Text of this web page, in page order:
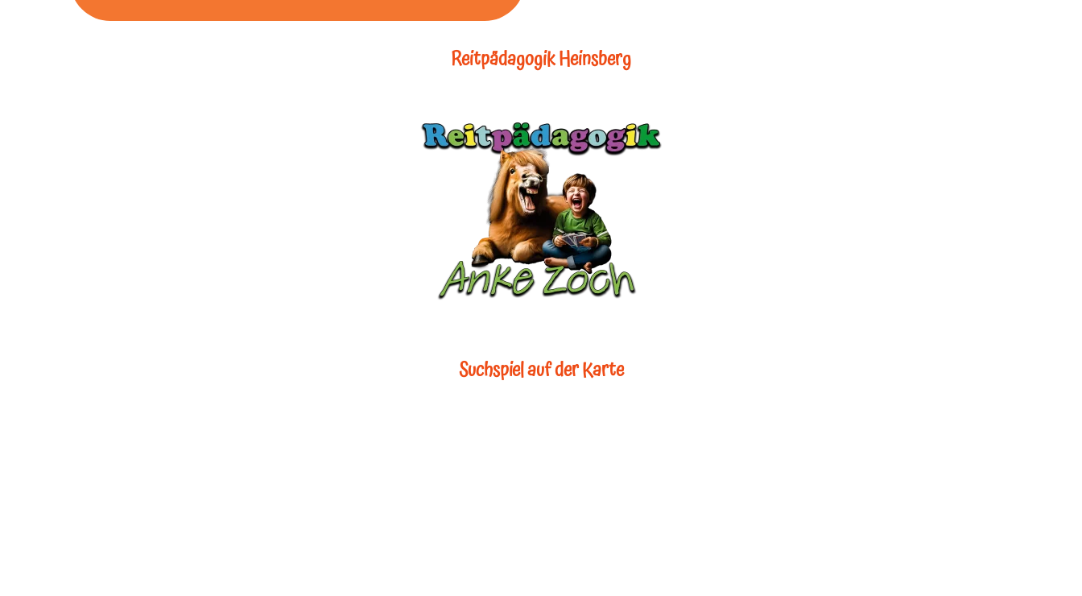
Reitpädagogik Heinsberg
Suchspiel auf der Karte